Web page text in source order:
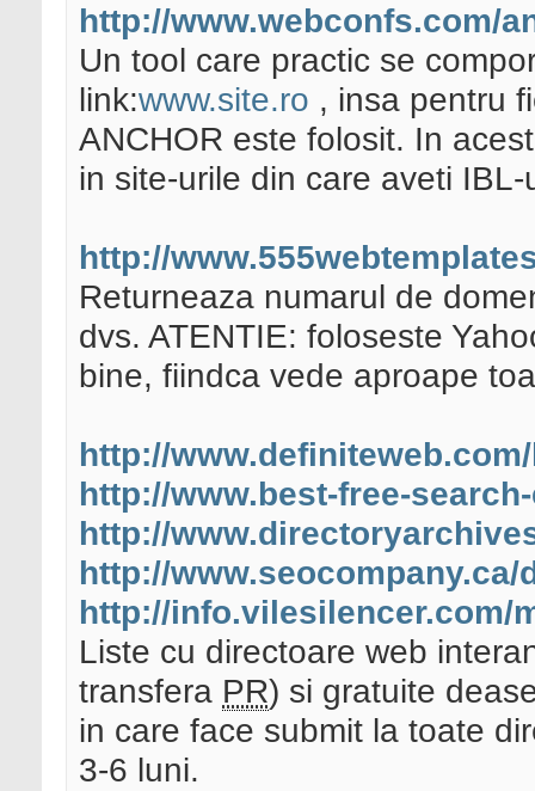
http://www.webconfs.com/
Un tool care practic se
link:www.site.ro , insa pentru
ANCHOR este folosit. In
in site-urile din care aveti IBL-
http://
Returneaza numarul de
dvs. ATENTIE: foloseste
bine, fiindca vede aproape
http://
http://www.best-free-
http://
http://
http://info.vilesilencer.com/
Liste cu directoare web
transfera PR) si gratuite
in care face submit la toate
3-6 luni.